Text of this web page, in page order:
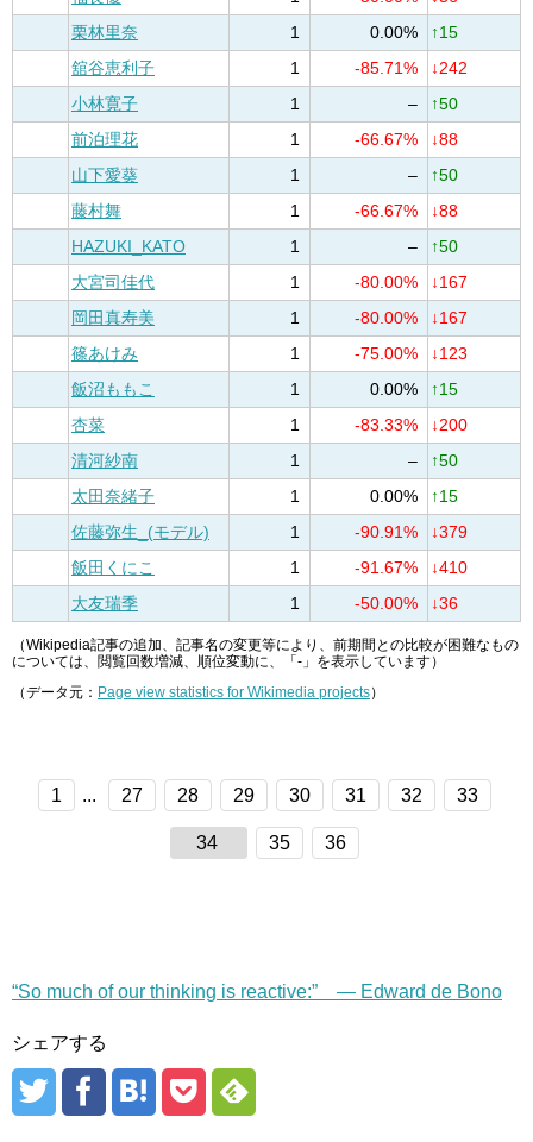
栗林里奈
1 0.00%
↑15
舘谷恵利子
1 -85.71%
↓242
小林寛子
1 –
↑50
前泊理花
1 -66.67%
↓88
山下愛葵
1 –
↑50
藤村舞
1 -66.67%
↓88
HAZUKI_KATO
1 –
↑50
大宮司佳代
1 -80.00%
↓167
岡田真寿美
1 -80.00%
↓167
篠あけみ
1 -75.00%
↓123
飯沼ももこ
1 0.00%
↑15
杏菜
1 -83.33%
↓200
清河紗南
1 –
↑50
太田奈緒子
1 0.00%
↑15
佐藤弥生_(モデル)
1 -90.91%
↓379
飯田くにこ
1 -91.67%
↓410
大友瑞季
1 -50.00% ↓36
（Wikipedia記事の追加、記事名の変更等により、前期間との比較が困難なもの
については、閲覧回数増減、順位変動に、「-」を表示しています）
（データ元： Page view statistics for Wikimedia projects）
1 ... 27 28 29 30 31 32 33
34 35 36
“So much of our thinking is reactive:” — Edward de Bono
シェアする